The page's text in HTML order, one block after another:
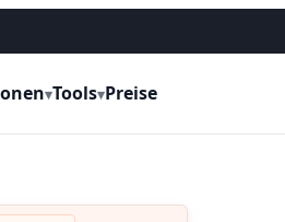
▾Tools▾Preise